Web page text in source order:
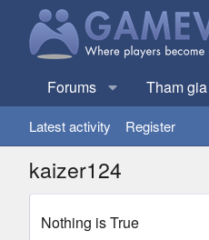
Forums Tham
Latest activity Register
kaizer124
Nothing is True